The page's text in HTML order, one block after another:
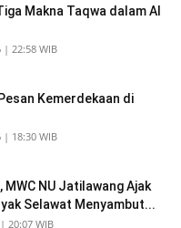
Makna Taqwa dalam Al
| 22:58 WIB
Kemerdekaan di
| 18:30 WIB
MWC NU Jatilawang Ajak
Selawat Menyambut...
20:07 WIB